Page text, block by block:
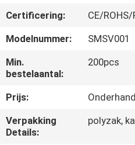
FABRIEKSREIS
NEWS
Certificering:
CE/
Modelnummer:
SMSV001
Min.
bestelaantal:
200pcs
Prijs:
Verpakking
Details:
polyzak,